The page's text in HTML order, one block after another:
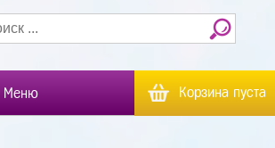
Меню Корзина пуста